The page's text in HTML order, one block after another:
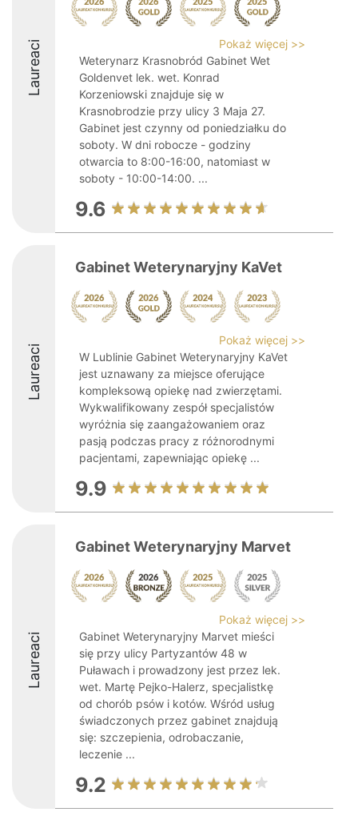
Laureaci
Pokaż więcej >>
Weterynarz Krasnobród Gabinet Wet
Goldenvet lek. wet. Konrad
Korzeniowski znajduje się w
Krasnobrodzie przy ulicy 3 Maja 27.
Gabinet jest czynny od poniedziałku do
soboty. W dni robocze - godziny
otwarcia to 8:00-16:00, natomiast w
soboty - 10:00-14:00. ...
9.6
Laureaci
Gabinet Weterynaryjny KaVet
Pokaż więcej >>
W Lublinie Gabinet Weterynaryjny KaVet
jest uznawany za miejsce oferujące
kompleksową opiekę nad zwierzętami.
Wykwalifikowany zespół specjalistów
wyróżnia się zaangażowaniem oraz
pasją podczas pracy z różnorodnymi
pacjentami, zapewniając opiekę ...
9.9
Laureaci
Gabinet Weterynaryjny Marvet
Pokaż więcej >>
Gabinet Weterynaryjny Marvet mieści
się przy ulicy Partyzantów 48 w
Puławach i prowadzony jest przez lek.
wet. Martę Pejko-Halerz, specjalistkę
od chorób psów i kotów. Wśród usług
świadczonych przez gabinet znajdują
się: szczepienia, odrobaczanie,
leczenie ...
9.2